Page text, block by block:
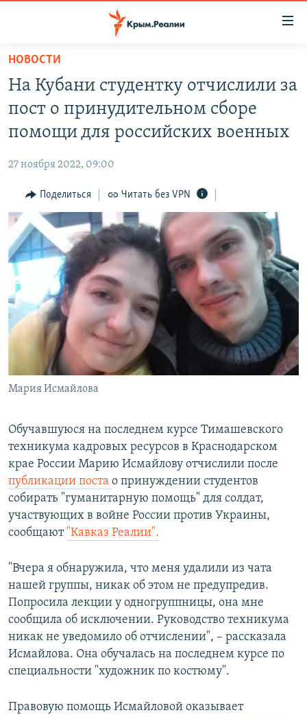
Вернуться
основному
содержанию
главной
навигации
Вернутся
поиску
НОВОСТИ
СПЕЦПРОЕКТЫ
11 ЛЕТ ОККУПАЦИИ КРЫМА. 11 ИСТОРИЙ СОПРОТИВЛЕНИЯ
ЕЩЕ
ИНТЕРАКТИВ
ИНФОГРАФИКА
ТЕЛЕПРОЕКТ КРЫМ.РЕАЛИИ
СОВЕТЫ ПРАВОЗАЩИТНИКОВ
ПРОПАВШИЕ БЕЗ ВЕСТИ
ПОБЕДИТЕЛЕЙ НЕ СУДЯТ?
КРЫМ.НЕПОКОРЕННЫЙ
ELIFBE
УКРАИНСКАЯ ПРОБЛЕМА КРЫМА
РАДІО СВОБОДА
КАК ОБОЙТИ БЛОКИРОВКУ
Українською
Qırımtatar
ПРИСОЕДИНЯЙТЕСЬ!
НОВОСТИ
На Кубани студентку отчислили за
пост о принудительном сборе
помощи для российских военных
27 ноября 2022, 09:00
Поделиться Читать без VPN
Мария Исмайлова
Обучавшуюся на последнем курсе Тимашевского
техникума кадровых ресурсов в Краснодарском
крае России Марию Исмайлову отчислили после
публикации поста о принуждении студентов
собирать "гуманитарную помощь" для солдат,
участвующих в войне России против Украины,
сообщают "Кавказ Реалии".
"Вчера я обнаружила, что меня удалили из чата
нашей группы, никак об этом не предупредив.
Попросила лекции у одногруппницы, она мне
сообщила об исключении. Руководство техникума
никак не уведомило об отчислении", – рассказала
Исмайлова. Она обучалась на последнем курсе по
специальности "художник по костюму".
Правовую помощь Исмайловой оказывает